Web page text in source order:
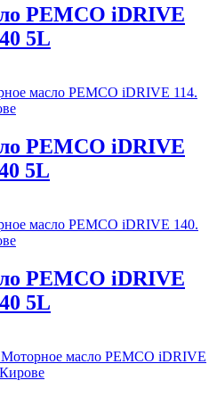
PEMCO iDRIVE
5L
PEMCO iDRIVE
5L
PEMCO iDRIVE
5L